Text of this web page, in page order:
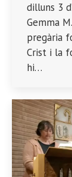
dilluns 3
Gemma
pregària
Crist i la
hi…